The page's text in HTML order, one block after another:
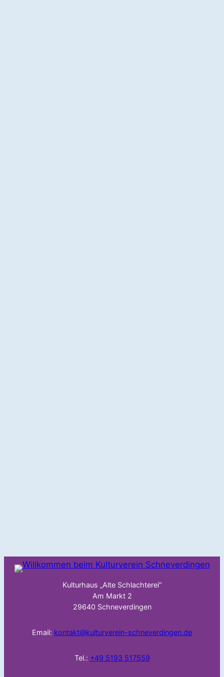
Kulturhaus „Alte Schlachterei“
Am Markt 2
29640 Schneverdingen
Email: kontakt@kulturverein-schneverdingen.de
Tel.: +49 5193 517559